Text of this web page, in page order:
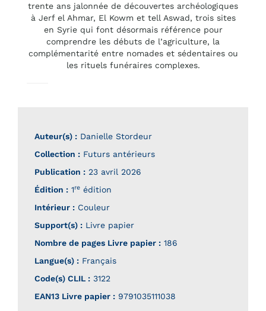
trente ans jalonnée de découvertes archéologiques
à Jerf el Ahmar, El Kowm et tell Aswad, trois sites
en Syrie qui font désormais référence pour
comprendre les débuts de l’agriculture, la
complémentarité entre nomades et sédentaires ou
les rituels funéraires complexes.
Auteur(s) : Danielle Stordeur
Collection : Futurs antérieurs
Publication : 23 avril 2026
Édition : 1re édition
Intérieur : Couleur
Support(s) : Livre papier
Nombre de pages Livre papier : 186
Langue(s) : Français
Code(s) CLIL : 3122
EAN13 Livre papier : 9791035111038